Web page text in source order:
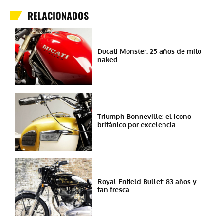
RELACIONADOS
Ducati Monster: 25 años de mito
naked
Triumph Bonneville: el icono
británico por excelencia
Royal Enfield Bullet: 83 años y
tan fresca